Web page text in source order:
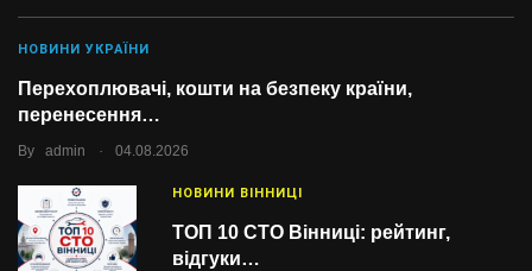
НОВИНИ УКРАЇНИ
Перехоплювачі, кошти на безпеку країни,
перенесення…
By admin . 04.08.2026
НОВИНИ ВІННИЦІ
ТОП 10 СТО Вінниці: рейтинг,
відгуки…